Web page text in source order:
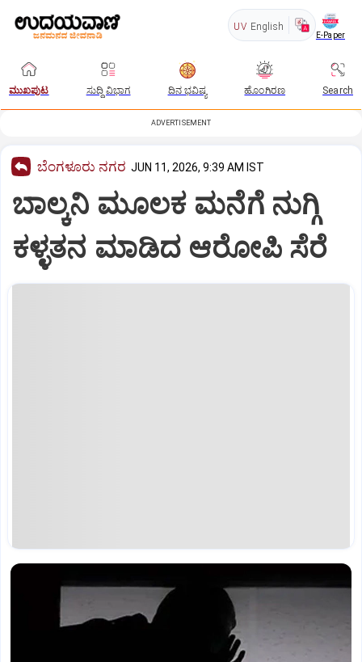
UV English
E-Paper
ಮುಖಪುಟ ಸುದ್ದಿ ವಿಭಾಗ ದಿನ ಭವಿಷ್ಯ ಹೊಂಗಿರಣ Search
ADVERTISEMENT
ಬೆಂಗಳೂರು ನಗರ JUN 11, 2026, 9:39 AM IST
ಬಾಲ್ಕನಿ ಮೂಲಕ ಮನೆಗೆ ನುಗ್ಗಿ
ಕಳ್ಳತನ ಮಾಡಿದ ಆರೋಪಿ ಸೆರೆ